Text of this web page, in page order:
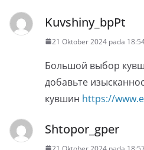
Kuvshiny_bpPt
21 Oktober 2024 pada
Большой выбор
добавьте
кувшин https://
Shtopor_gper